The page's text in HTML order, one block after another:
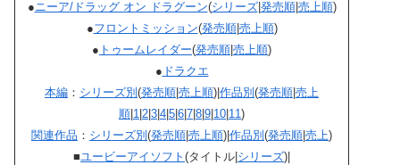
●ニーア/ドラッグ オン ドラグーン(シリーズ| 発売順| 売上順)
●フロントミッション(発売順| 売上順)
● トゥームレイダー(発売順 売上順)
● ドラクエ
本編 ： シリーズ別 (発売順 売上順)| 作品別 (発売順 売上
順 1 2 3 4 5 6 7 8 9 10 11)
関連作品 ： シリーズ別 (発売順 売上順)| 作品別 (発売順 売上)
■ユービーアイソフト (タイトル| シリーズ)|